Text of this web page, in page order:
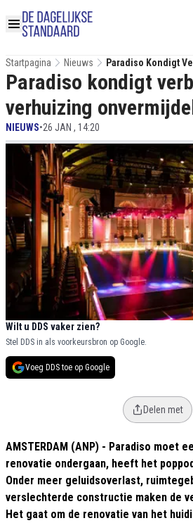
Startpagina Nieuws
Paradiso Kondigt
Onvermijdelijk
Paradiso kondigt
verhuizing
NIEUWS•26 JAN , 14:20
Wilt u DDS vaker zien?
Stel DDS in als voorkeursbron op Google.
Voeg DDS toe op Google
Delen met
AMSTERDAM (ANP) - Paradiso moet
renovatie ondergaan, heeft het
Onder meer geluidsoverlast,
verslechterde constructie maken de
Het gaat om de renovatie van het